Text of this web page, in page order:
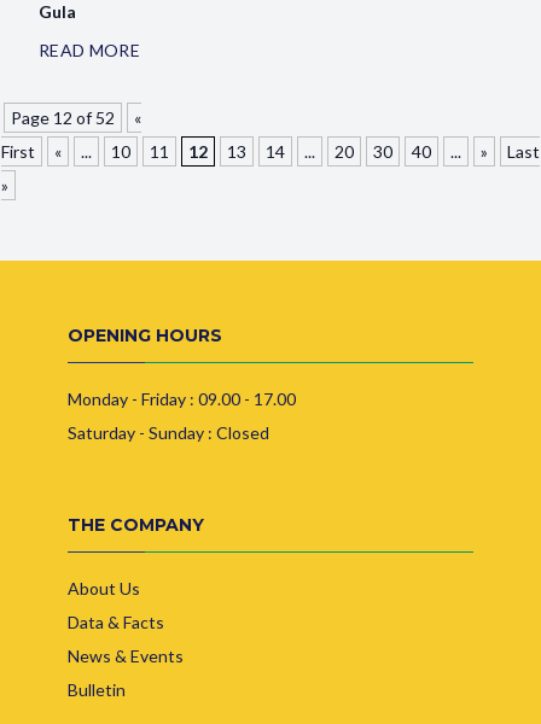
Gula
READ MORE
Page 12 of 52
«
First
« ... 10 11 12 13 14 ... 20 30 40 ... »
Last
»
OPENING HOURS
Monday - Friday : 09.00 - 17.00
Saturday - Sunday : Closed
THE COMPANY
About Us
Data & Facts
News & Events
Bulletin